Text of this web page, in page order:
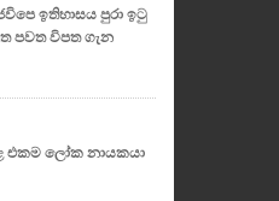
ඉතිහාසය පුරා ඉටු
පවත විපත ගැන
එකම ලෝක නායකයා